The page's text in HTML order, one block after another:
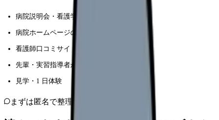
病院説明会・看護学校の推薦情報
病院ホームページの新卒採用ページ
看護師口コミサイト
先輩・実習指導者からの評価
見学・1 日体験
まずは匿名で整理